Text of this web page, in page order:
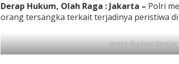
Derap Hukum, Olah Raga : Jakarta – Polri
orang tersangka terkait terjadinya peristiwa
Arena Stadion